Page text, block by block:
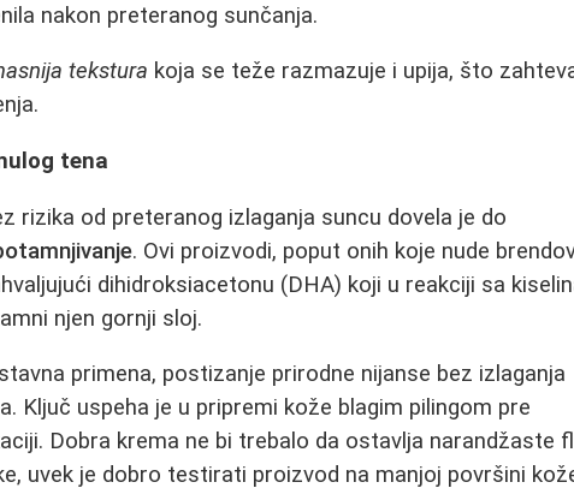
nakon preteranog sunčanja.
tekstura koja se teže razmazuje i upija, što
tena
rizika od preteranog izlaganja suncu dovela je do
. Ovi proizvodi, poput onih koje nude
dihidroksiacetonu (DHA) koji u reakciji sa
njen gornji sloj.
primena, postizanje prirodne nijanse bez izlaganja
Ključ uspeha je u pripremi kože blagim pilingom pre
Dobra krema ne bi trebalo da ostavlja narandžaste
uvek je dobro testirati proizvod na manjoj površini